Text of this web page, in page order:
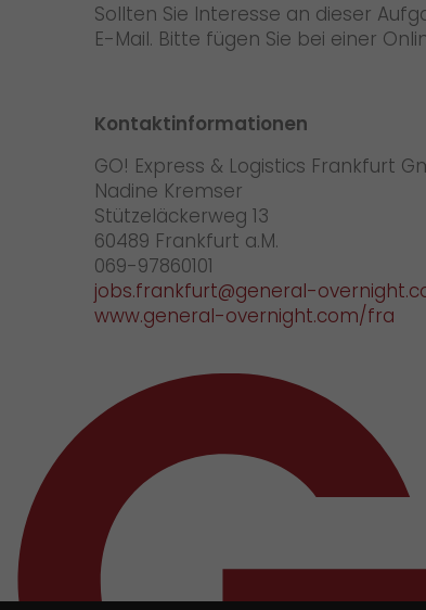
Sollten Sie Interesse an dieser
E-Mail. Bitte fügen Sie bei einer
Kontaktinformationen
GO! Express & Logistics Frankfurt
Nadine Kremser
Stützeläckerweg 13
60489 Frankfurt a.M.
069-97860101
jobs.frankfurt@general-
www.general-overnight.com/fra